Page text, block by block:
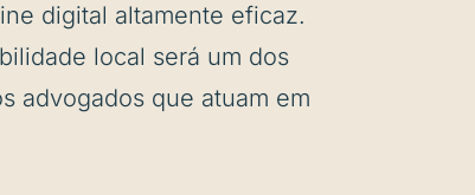
digital altamente eficaz.
local será um dos
advogados que atuam em